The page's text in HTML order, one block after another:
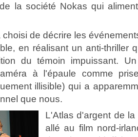
la société Nokas qui
choisi de décrire les
en réalisant un anti-thriller
du témoin impuissant.
à l'épaule comme
illisible) qui a
que nous.
L'Atlas d'argent de
allé au film nord-